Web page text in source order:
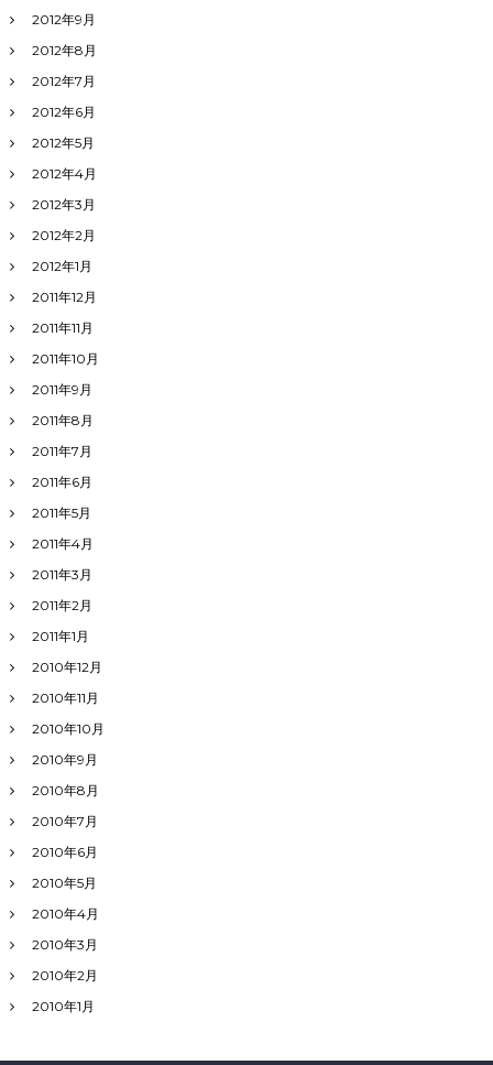
2012年9月
2012年8月
2012年7月
2012年6月
2012年5月
2012年4月
2012年3月
2012年2月
2012年1月
2011年12月
2011年11月
2011年10月
2011年9月
2011年8月
2011年7月
2011年6月
2011年5月
2011年4月
2011年3月
2011年2月
2011年1月
2010年12月
2010年11月
2010年10月
2010年9月
2010年8月
2010年7月
2010年6月
2010年5月
2010年4月
2010年3月
2010年2月
2010年1月